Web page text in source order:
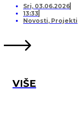
LISTU ČEKANJA
Sri, 03.06.2026
13:33
Novosti, Projekti
VIŠE